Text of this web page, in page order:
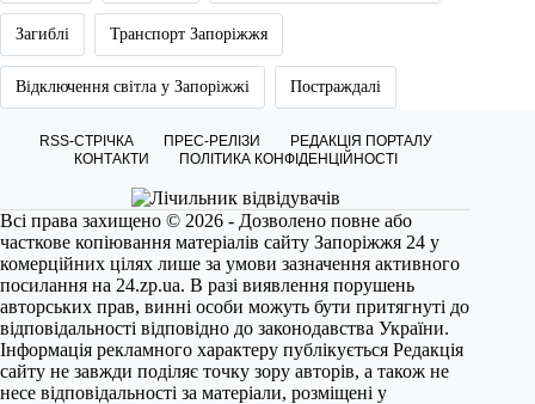
Загиблі Транспорт Запоріжжя
Відключення світла у Запоріжжі Постраждалі
RSS-СТРІЧКА ПРЕС-РЕЛІЗИ
РЕДАКЦІЯ ПОРТАЛУ
КОНТАКТИ
ПОЛІТИКА КОНФІДЕНЦІЙНОСТІ
Всі права захищено © 2026 - Дозволено повне або
часткове копіювання матеріалів сайту Запоріжжя 24 у
комерційних цілях лише за умови зазначення активного
посилання на 24.zp.ua. В разі виявлення порушень
авторських прав, винні особи можуть бути притягнуті до
відповідальності відповідно до законодавства України.
Інформація рекламного характеру публікується Редакція
сайту не завжди поділяє точку зору авторів, а також не
несе відповідальності за матеріали, розміщені у